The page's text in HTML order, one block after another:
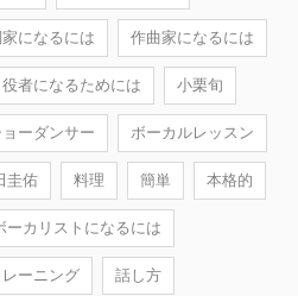
になるには 作曲家になるには
役者になるためには 小栗旬
ーダンサー ボーカルレッスン
圭佑 料理 簡単 本格的
ーカリストになるには
レーニング 話し方